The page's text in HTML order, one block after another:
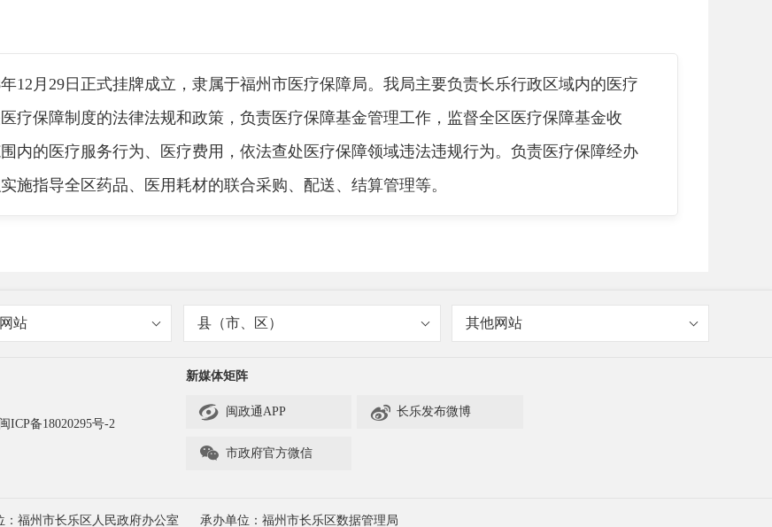
月29日正式挂牌成立，隶属于福州市医疗保障局。我局主要负责长乐行政区域内的医疗
疗保障制度的法律法规和政策，负责医疗保障基金管理工作，监督全区医疗保障基金收
内的医疗服务行为、医疗费用，依法查处医疗保障领域违法违规行为。负责医疗保障经办
施指导全区药品、医用耗材的联合采购、配送、结算管理等。
生工程，跟我们每个人的生活都息息相关，广大网友对医保工作的关注度也很高。据了
一下目前我们的经办服务能力是否能够满足如此庞大的服务需求呢？
保人员提供优质高效的服务，解决经办服务工作人员与服务对象数量悬殊的这么一个问
站 县（市、区） 其他网站
闽ICP备18020295号-2
新媒体矩阵
 闽政通APP  长乐发布微博
 市政府官方微信
：福州市长乐区人民政府办公室 承办单位：福州市长乐区数据管理局